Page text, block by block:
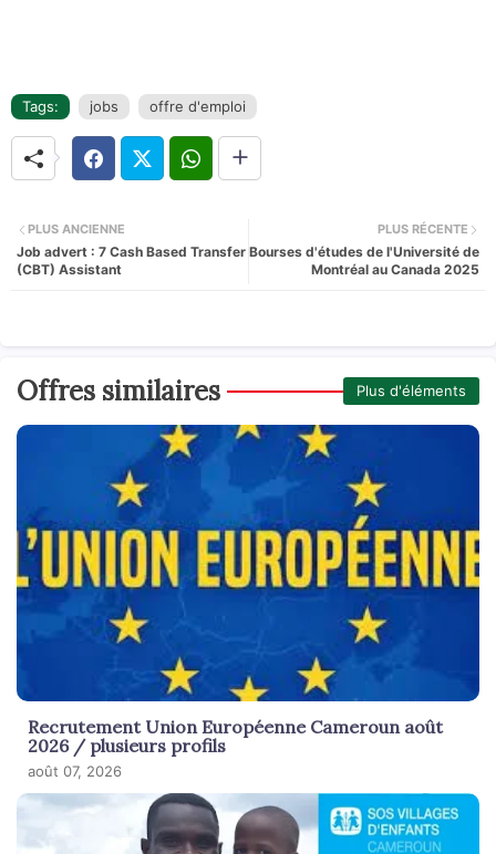
Tags: jobs offre d'emploi
PLUS RÉCENTE
Bourses d'études de l'Université de
Montréal au Canada 2025
PLUS ANCIENNE
Job advert : 7 Cash Based Transfer
(CBT) Assistant
Offres similaires Plus d'éléments
Recrutement Union Européenne Cameroun août
2026 / plusieurs profils
août 07, 2026